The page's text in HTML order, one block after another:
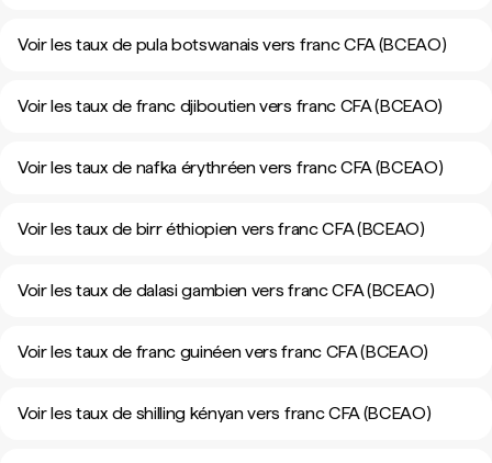
Voir les taux de pula botswanais vers franc CFA (BCEAO)
Voir les taux de franc djiboutien vers franc CFA (BCEAO)
Voir les taux de nafka érythréen vers franc CFA (BCEAO)
Voir les taux de birr éthiopien vers franc CFA (BCEAO)
Voir les taux de dalasi gambien vers franc CFA (BCEAO)
Voir les taux de franc guinéen vers franc CFA (BCEAO)
Voir les taux de shilling kényan vers franc CFA (BCEAO)